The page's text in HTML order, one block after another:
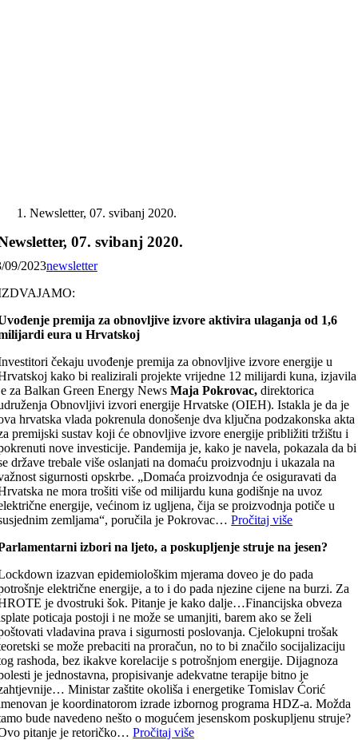
Newsletter, 07. svibanj 2020.
07. svibanj 2020.
09/2023newsletter
premija za obnovljive izvore aktivira ulaganja od 1,6
eura u Hrvatskoj
čekaju uvođenje premija za obnovljive izvore energije u
kako bi realizirali projekte vrijedne 12 milijardi kuna, izjavila
za Balkan Green Energy NewsMaja Pokrovac, direktorica
Obnovljivi izvori energije Hrvatske (OIEH). Istakla je da je
hrvatska vlada pokrenula donošenje dva ključna podzakonska akta
premijski sustav koji će obnovljive izvore energije približiti tržištu i
nove investicije. Pandemija je, kako je navela, pokazala da bi
države trebale više oslanjati na domaću proizvodnju i ukazala na
sigurnosti opskrbe. „Domaća proizvodnja će osiguravati da
ne mora trošiti više od milijardu kuna godišnje na uvoz
energije, većinom iz ugljena, čija se proizvodnja potiče u
zemljama“, poručila je Pokrovac…Pročitaj više
izbori na ljeto, a poskupljenje struje na jesen?
izazvan epidemiološkim mjerama doveo je do pada
električne energije, a to i do pada njezine cijene na burzi. Za
je dvostruki šok. Pitanje je kako dalje…Financijska obveza
poticaja postoji i ne može se umanjiti, barem ako se želi
vladavina prava i sigurnosti poslovanja. Cjelokupni trošak
se može prebaciti na proračun, no to bi značilo socijalizaciju
rashoda, bez ikakve korelacije s potrošnjom energije. Dijagnoza
je jednostavna, propisivanje adekvatne terapije bitno je
Ministar zaštite okoliša i energetike Tomislav Ćorić
je koordinatorom izrade izbornog programa HDZ-a. Možda
bude navedeno nešto o mogućem jesenskom poskupljenu struje?
pitanje je retoričko…Pročitaj više